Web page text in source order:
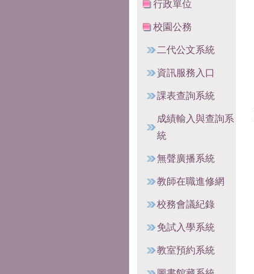
行政單位
校園公務
二代公文系統
資訊服務入口
課表查詢系統
成績輸入與查詢系
統
無聲廣播系統
教師在職進修網
校務會議紀錄
免試入學系統
教室預約系統